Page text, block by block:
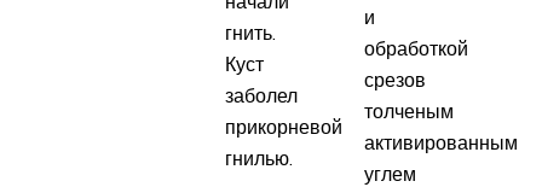
гнить.
Куст
заболел
прикорневой
гнилью.
и
обработкой
срезов
толченым
активированным
углем